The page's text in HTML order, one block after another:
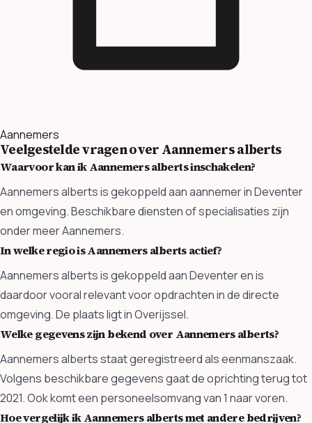
Aannemers
Veelgestelde vragen over Aannemers alberts
Waarvoor kan ik Aannemers alberts inschakelen?
Aannemers alberts is gekoppeld aan aannemer in Deventer
en omgeving. Beschikbare diensten of specialisaties zijn
onder meer Aannemers.
In welke regio is Aannemers alberts actief?
Aannemers alberts is gekoppeld aan Deventer en is
daardoor vooral relevant voor opdrachten in de directe
omgeving. De plaats ligt in Overijssel.
Welke gegevens zijn bekend over Aannemers alberts?
Aannemers alberts staat geregistreerd als eenmanszaak.
Volgens beschikbare gegevens gaat de oprichting terug tot
2021. Ook komt een personeelsomvang van 1 naar voren.
Hoe vergelijk ik Aannemers alberts met andere bedrijven?